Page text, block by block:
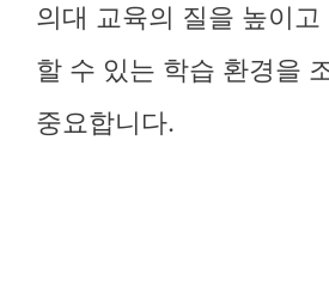
의대 교육의 질을 높이
할 수 있는 학습 환경을
중요합니다.